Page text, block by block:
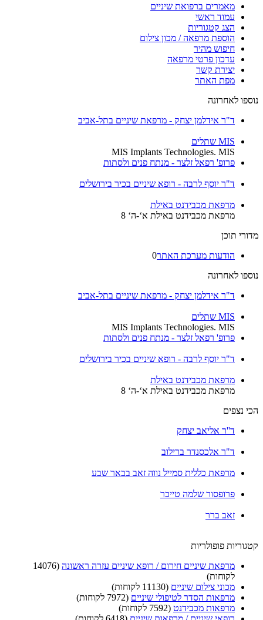
מאמרים ברפואת שיניים
עמוד ראשי
הצג קטגוריות
הוספת מרפאה / מכון צילום
חיפוש מהיר
עדכון פרטי מרפאה
יצירת קשר
מפת האתר
נוספו לאחרונה
ד"ר אידלמן יצחק - מרפאת שיניים בתל-אביב
MIS שתלים
MIS Implants Technologies. MIS
פרופ' רפאל זלצר - מנתח פנים ולסתות
ד"ר יוסף לרבה - רופא שיניים בכיר בירושלים
מרפאת מכבידנט באילת
מרפאת מכבידנט באילת א‘-ה‘ 8
מדורי תוכן
הודעות מערכת האתר0
נוספו לאחרונה
ד"ר אידלמן יצחק - מרפאת שיניים בתל-אביב
MIS שתלים
MIS Implants Technologies. MIS
פרופ' רפאל זלצר - מנתח פנים ולסתות
ד"ר יוסף לרבה - רופא שיניים בכיר בירושלים
מרפאת מכבידנט באילת
מרפאת מכבידנט באילת א‘-ה‘ 8
הכי נצפים
ד''ר אליאב יצחק
ד"ר אלכסנדר ברילוב
מרפאת כללית סמייל נווה זאב בבאר שבע
פרופסור שלמה טייכר
זאב ברר
קטגוריות פופולריות
מרפאת שיניים חירום / רופא שיניים עזרה ראשונה (14076
לקוחות)
מכוני צילום שיניים (11130 לקוחות)
מרפאות הסדר לטיפולי שיניים (7972 לקוחות)
מרפאות מכבידנט (7592 לקוחות)